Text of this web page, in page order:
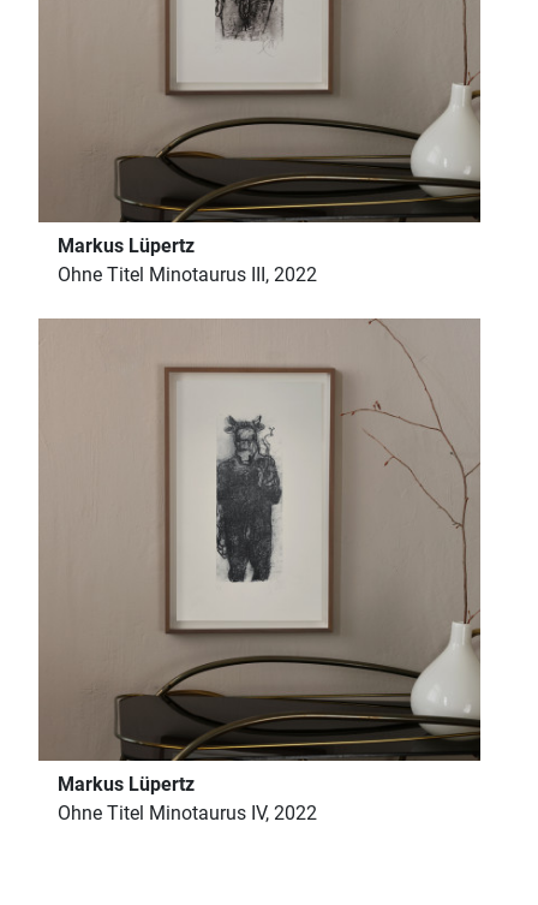
Markus Lüpertz
Ohne Titel Minotaurus III, 2022
Markus Lüpertz
Ohne Titel Minotaurus IV, 2022